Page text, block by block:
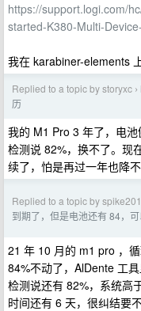
https://support.logi.com/
started-K380-Multi-
我在 karabiner-elements
Replied to a topic by storyxc ›
历
我的 M1 Pro 3 年了，电
检测说 82%，换不了。现
续了，怕是再过一年也降
Replied to a topic by
到期了，但是电池还有 84，
21 年 10 月的 m1 pro ，
84%不动了，AlDente 工
检测说还有 82%，系统高
时间还有 6 天，很纠结要